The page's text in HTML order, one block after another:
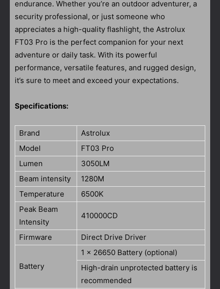
endurance. Whether you’re an outdoor adventurer, a
security professional, or just someone who
appreciates a high-quality flashlight, the Astrolux
FT03 Pro is the perfect companion for your next
adventure or daily task. With its powerful
performance, versatile features, and rugged design,
it’s sure to meet and exceed your expectations.
Specifications:
Brand
Astrolux
Model
FT03 Pro
Lumen
3050LM
Beam intensity
1280M
Temperature
6500K
Peak Beam
Intensity
410000CD
Firmware Direct Drive Driver
Battery
1 x 26650 Battery (optional)
High-drain unprotected battery is
recommended